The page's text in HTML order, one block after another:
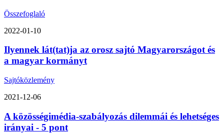
Összefoglaló
2022-01-10
Ilyennek lát(tat)ja az orosz sajtó Magyarországot és
a magyar kormányt
Sajtóközlemény
2021-12-06
A közösségimédia-szabályozás dilemmái és lehetséges
irányai - 5 pont